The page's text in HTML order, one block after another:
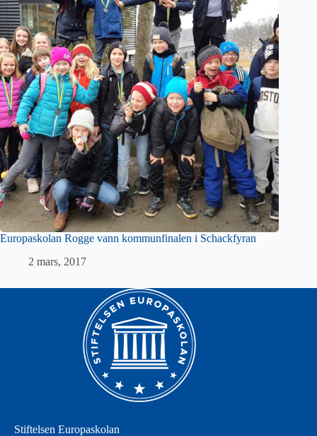
Europaskolan Rogge vann kommunfinalen i Schackfyran
2 mars, 2017
Stiftelsen Europaskolan